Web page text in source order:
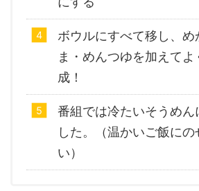
ボウルにすべて移し、
ま・めんつゆを加えて
成！
番組では冷たいそうめ
した。（温かいご飯にの
い）